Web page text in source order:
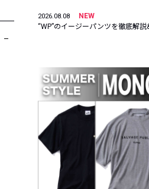
2026.08.08
NEW
“WP”のイージーパンツを徹底解説